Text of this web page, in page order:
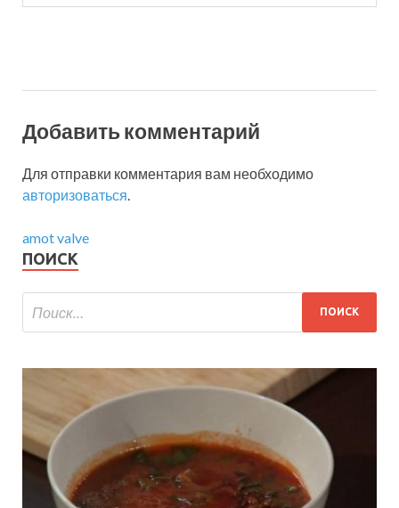
Добавить комментарий
Для отправки комментария вам необходимо
авторизоваться
amot valve
ПОИСК